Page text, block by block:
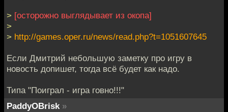
> [осторожно выглядывает из окопа]
>
> http://games.oper.ru/news/read.php?t=1051607645
Если Дмитрий небольшую заметку про игру в
новость допишет, тогда всё будет как надо.
Типа "Поиграл - игра говно!!!"
PaddyOBrisk »